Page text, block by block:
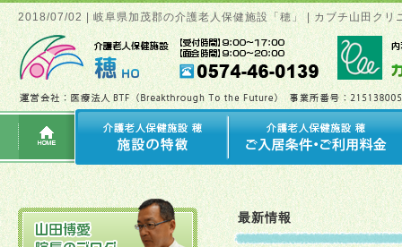
2018/07/02 | 岐阜県加茂郡の介護老人保健施設「穂」 | カブチ山田クリ
最新情報